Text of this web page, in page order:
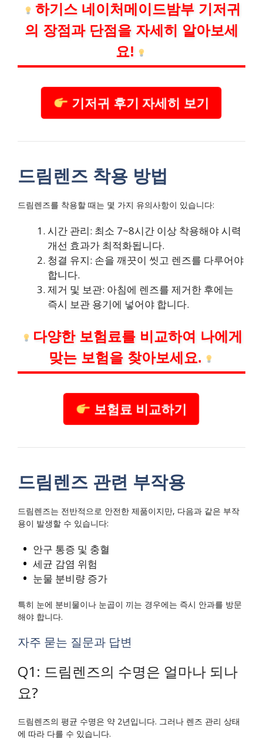
하기스 네이처메이드밤부 기저귀
의 장점과 단점을 자세히 알아보세
요!
기저귀 후기 자세히 보기
드림렌즈 착용 방법
드림렌즈를 착용할 때는 몇 가지 유의사항이 있습니다:
시간 관리: 최소 7~8시간 이상 착용해야 시력
개선 효과가 최적화됩니다.
청결 유지: 손을 깨끗이 씻고 렌즈를 다루어야
합니다.
제거 및 보관: 아침에 렌즈를 제거한 후에는
즉시 보관 용기에 넣어야 합니다.
다양한 보험료를 비교하여 나에게
맞는 보험을 찾아보세요.
보험료 비교하기
드림렌즈 관련 부작용
드림렌즈는 전반적으로 안전한 제품이지만, 다음과 같은 부작
용이 발생할 수 있습니다:
안구 통증 및 충혈
세균 감염 위험
눈물 분비량 증가
특히 눈에 분비물이나 눈곱이 끼는 경우에는 즉시 안과를 방문
해야 합니다.
자주 묻는 질문과 답변
Q1: 드림렌즈의 수명은 얼마나 되나
요?
드림렌즈의 평균 수명은 약 2년입니다. 그러나 렌즈 관리 상태
에 따라 다를 수 있습니다.